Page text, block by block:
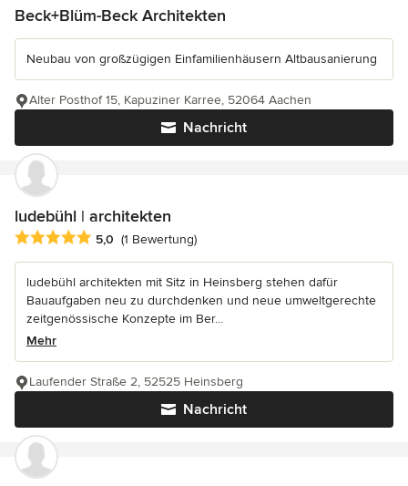
Beck+Blüm-Beck Architekten
Neubau von großzügigen Einfamilienhäusern Altbausanierung
Nachricht
Alter Posthof 15, Kapuziner Karree, 52064 Aachen
ludebühl | architekten
Durchschnittliche Bewertung: 5 von 5 Sternen
5,0 (1 Bewertung)
ludebühl architekten mit Sitz in Heinsberg stehen dafür
Bauaufgaben neu zu durchdenken und neue umweltgerechte
zeitgenössische Konzepte im Ber...
Mehr
Nachricht
Laufender Straße 2, 52525 Heinsberg